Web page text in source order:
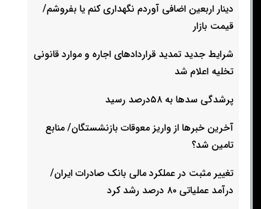
دینار اربعین اضافی آوردم نگهداری کنم یا بفروشم/
قیمت بازار
شرایط جدید تمدید قراردادهای اجاره و موارد قانونی
تخلیه اعلام شد
پرشدگی سدها به ۵۸درصد رسید
آخرین خبرها از واریز معوقات بازنشستگان/ منابع
تامین شد؟
تغییر مثبت در عملکرد مالی بانک صادرات ایران/
درآمد عملیاتی ۸۰ درصد رشد کرد